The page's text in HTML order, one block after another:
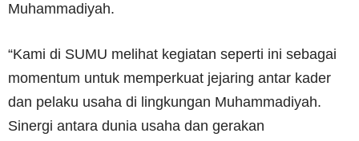
Muhammadiyah.
“Kami di SUMU melihat kegiatan seperti ini sebagai
momentum untuk memperkuat jejaring antar kader
dan pelaku usaha di lingkungan Muhammadiyah.
Sinergi antara dunia usaha dan gerakan